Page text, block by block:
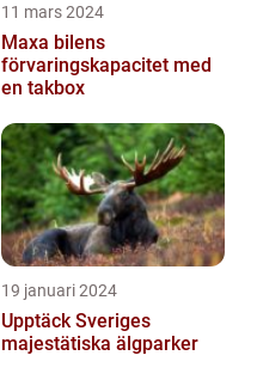
11 mars 2024
Maxa bilens
förvaringskapacitet med
en takbox
19 januari 2024
Upptäck Sveriges
majestätiska älgparker